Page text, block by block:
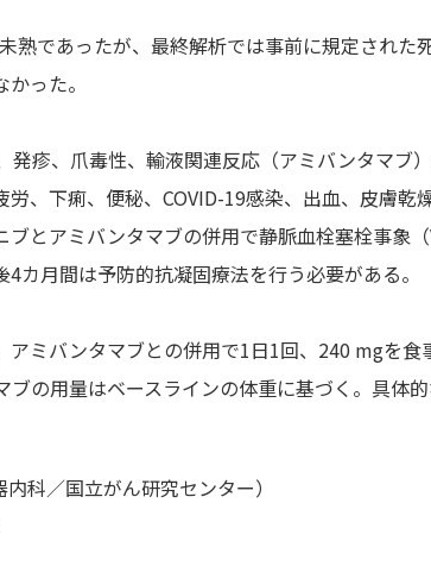
熟であったが、最終解析では事前に規定された
った。
発疹、爪毒性、輸液関連反応（アミバンタマブ
、下痢、便秘、COVID-19感染、出血、皮膚乾
ブとアミバンタマブの併用で静脈血栓塞栓事象
カ月間は予防的抗凝固療法を行う必要がある。
アミバンタマブとの併用で1日1回、240 mgを
ブの用量はベースラインの体重に基づく。具体
／国立がん研究センター）